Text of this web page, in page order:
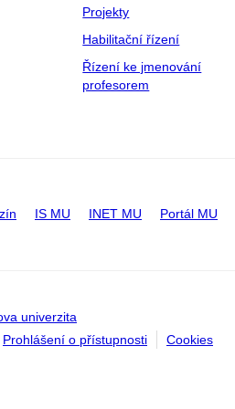
Projekty
Habilitační řízení
Řízení ke jmenování
profesorem
IS MU INET MU Portál MU
univerzita
Prohlášení o přístupnosti Cookies